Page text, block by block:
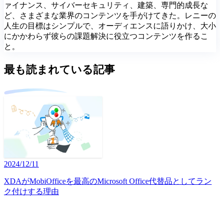
ァイナンス、サイバーセキュリティ、建築、専門的成長な
ど、さまざまな業界のコンテンツを手がけてきた。レニーの
人生の目標はシンプルで、オーディエンスに語りかけ、大小
にかかわらず彼らの課題解決に役立つコンテンツを作るこ
と。
最も読まれている記事
2024/12/11
XDAがMobiOfficeを最高のMicrosoft Office代替品としてラン
ク付けする理由